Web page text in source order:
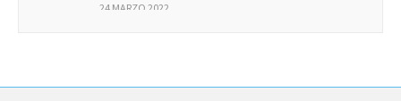
24 MARZO 2022